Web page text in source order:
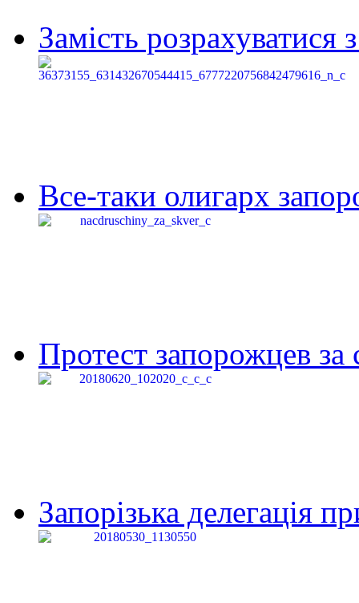
Замість
Все-таки олигарх
Протест запорожцев за
Запорізька делегація